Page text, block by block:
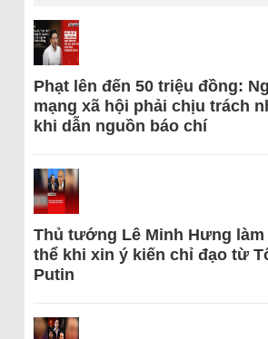
Phạt lên đến 50 triệu đồng:
mạng xã hội phải chịu trách
khi dẫn nguồn báo chí
Thủ tướng Lê Minh Hưng
thể khi xin ý kiến chỉ đạo từ
Putin